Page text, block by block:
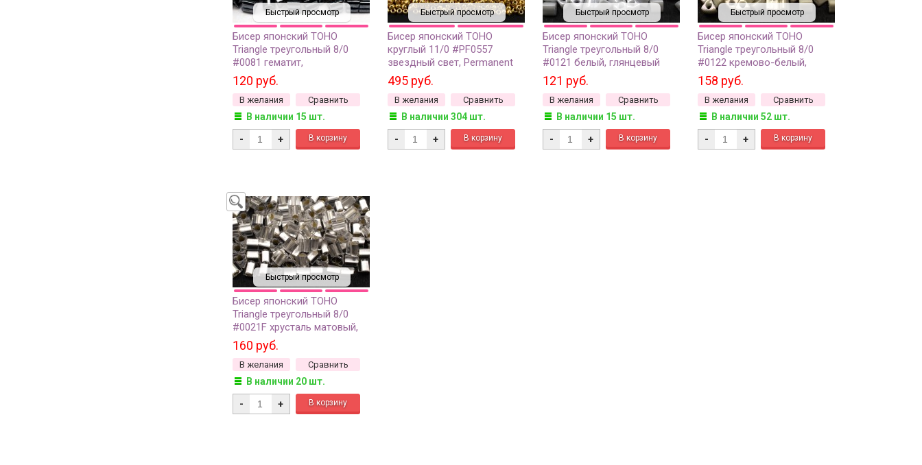
Быстрый просмотр
Бисер японский TOHO
Triangle треугольный 8/0
#0081 гематит,
металлизированный, 5
грамм
120 руб.
В желания Сравнить
В наличии 15 шт.
- +
Быстрый просмотр
Бисер японский TOHO
круглый 11/0 #PF0557
звездный свет, Permanent
Finish гальванизированный,
10 грамм
495 руб.
В желания Сравнить
В наличии 304 шт.
- +
Быстрый просмотр
Бисер японский TOHO
Triangle треугольный 8/0
#0121 белый, глянцевый
непрозрачный, 5 грамм
121 руб.
В желания Сравнить
В наличии 15 шт.
- +
Быстрый просмотр
Бисер японский TOHO
Triangle треугольный 8/0
#0122 кремово-белый,
глянцевый непрозрачный, 5
грамм
158 руб.
В желания Сравнить
В наличии 52 шт.
- +
Быстрый просмотр
Бисер японский TOHO
Triangle треугольный 8/0
#0021F хрусталь матовый,
серебряная линия внутри, 5
грамм
160 руб.
В желания Сравнить
В наличии 20 шт.
- +